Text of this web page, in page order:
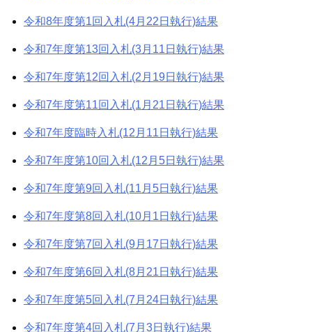
令和8年度第1回入札(4月22日執行)結果
令和7年度第13回入札(3月11日執行)結果
令和7年度第12回入札(2月19日執行)結果
令和7年度第11回入札(1月21日執行)結果
令和7年度臨時入札(12月11日執行)結果
令和7年度第10回入札(12月5日執行)結果
令和7年度第9回入札(11月5日執行)結果
令和7年度第8回入札(10月1日執行)結果
令和7年度第7回入札(9月17日執行)結果
令和7年度第6回入札(8月21日執行)結果
令和7年度第5回入札(7月24日執行)結果
令和7年度第4回入札(7月3日執行)結果